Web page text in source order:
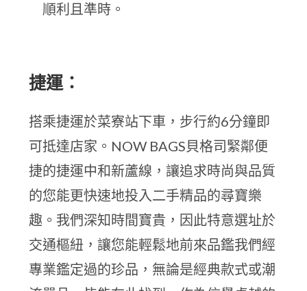
順利且準時。
捷運：
搭乘捷運於菜寮站下車，步行約6分鐘即
可抵達店家。NOW BAGS貝格司緊鄰便
捷的捷運中和新蘆線，讓追求時尚與品質
的您能更快速地投入二手精品的尋寶樂
趣。我們深知時間寶貴，因此特意選址於
交通樞紐，讓您能輕鬆地前來品鑑我們經
專業鑑定過的珍品，無論是經典款式或潮